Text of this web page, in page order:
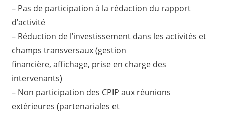
– Pas de participation à la rédaction du rapport
d’activité
– Réduction de l’investissement dans les activités et
champs transversaux (gestion
financière, affichage, prise en charge des
intervenants)
– Non participation des CPIP aux réunions
extérieures (partenariales et